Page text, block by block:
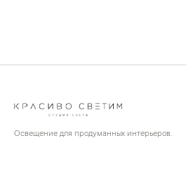
Освещение для продуманных интерьеров.